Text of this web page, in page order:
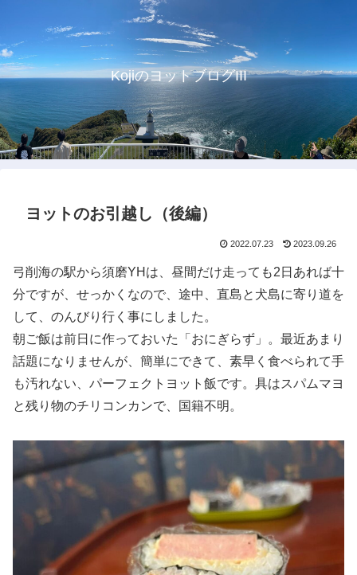
KojiのヨットブログIII
ヨットのお引越し（後編）
2022.07.23 2023.09.26
弓削海の駅から須磨YHは、昼間だけ走っても2日あれば十
分ですが、せっかくなので、途中、直島と犬島に寄り道を
して、のんびり行く事にしました。
朝ご飯は前日に作っておいた「おにぎらず」。最近あまり
話題になりませんが、簡単にできて、素早く食べられて手
も汚れない、パーフェクトヨット飯です。具はスパムマヨ
と残り物のチリコンカンで、国籍不明。